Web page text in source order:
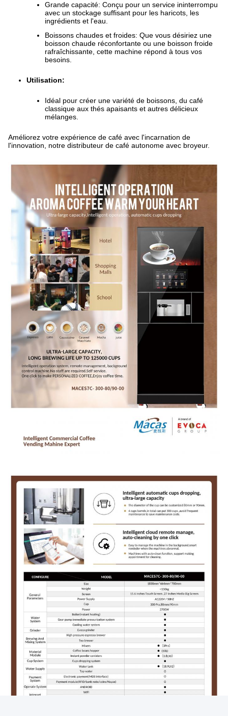
Grande capacité: Conçu pour un service ininterrompu
avec un stockage suffisant pour les haricots, les
ingrédients et l'eau.
Boissons chaudes et froides: Que vous désiriez une
boisson chaude réconfortante ou une boisson froide
rafraîchissante, cette machine répond à tous vos
besoins.
Utilisation:
Idéal pour créer une variété de boissons, du café
classique aux thés apaisants et autres délicieux
mélanges.
Améliorez votre expérience de café avec l'incarnation de
l'innovation, notre distributeur de café autonome avec broyeur.